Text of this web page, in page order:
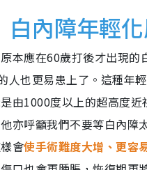
白內障年輕
本應在60歲打後才出現的
人也更易患上了。這種年
由1000度以上的超高度近
亦呼籲我們不要等白內障
會使手術難度大增、更容